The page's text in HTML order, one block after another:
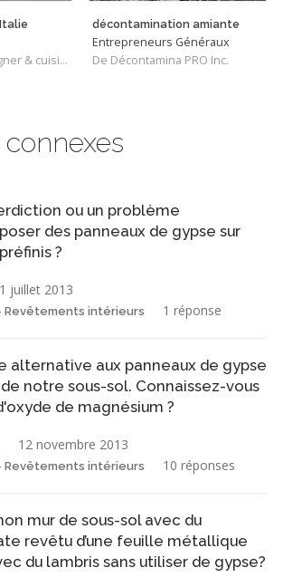
De À l' Aube - Designer & cuisiniste
décontamination amiante
Entrepreneurs Généraux
De Décontamina PRO Inc.
ou un problème
des panneaux de gypse sur
?
1 juillet 2013
Revêtements intérieurs 1 réponse
alternative aux panneaux de gypse
notre sous-sol. Connaissez-vous
de magnésium ?
12 novembre 2013
Revêtements intérieurs 10 réponses
mur de sous-sol avec du
revêtu d’une feuille métallique
du lambris sans utiliser de gypse?